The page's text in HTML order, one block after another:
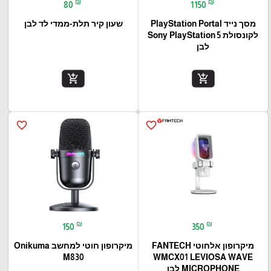
1150
מסך נייד PlayStation Portal‎
לקונסולת Sony PlayStation 5
לבן
add_shopping_cart
80
שעון קיר תלת-ממדי לד לבן
add_shopping_cart
favorite_border
350 ₪
מיקרופון אלחוטי FANTECH
WMCX01 LEVIOSA WAVE
MICROPHONE לבן
favorite_border
150 ₪
מיקרופון חוטי למחשב Onikuma
M830